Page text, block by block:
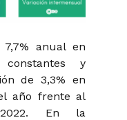
anual en
y
de 3,3% en
año frente al
En la